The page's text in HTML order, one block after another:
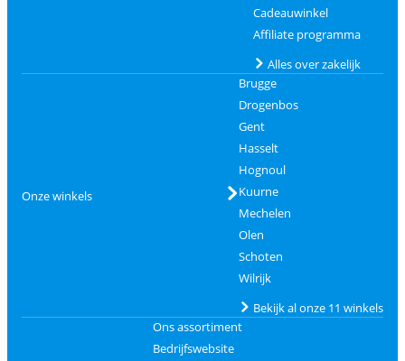
Cadeauwinkel
Affiliate programma
Alles over zakelijk
Onze winkels
Brugge
Drogenbos
Gent
Hasselt
Hognoul
Kuurne
Mechelen
Olen
Schoten
Wilrijk
Bekijk al onze 11 winkels
Ons assortiment
Bedrijfswebsite